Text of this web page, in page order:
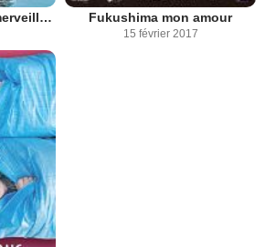
Cherry Blossoms et merveilleux démons Fukushima mon amour
15 février 2017